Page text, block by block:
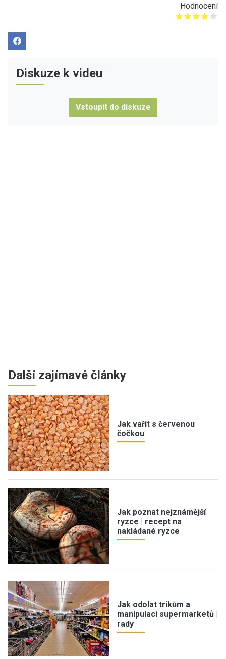
Hodnocení
Give it 1/5
Give it 2/5
Give it 3/5
Give it 4/5
Give it 5/5
Diskuze k videu
Vstoupit do diskuze
Další zajímavé články
Jak vařit s červenou
čočkou
Jak poznat nejznámější
ryzce | recept na
nakládané ryzce
Jak odolat trikům a
manipulaci supermarketů |
rady